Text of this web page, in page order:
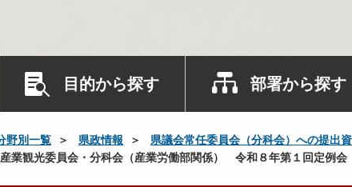
目的から探す 部署から探す
野別一覧 県政情報 県議会常任委員会（分科会）への提出
業観光委員会・分科会（産業労働部関係） 令和８年第１回定例